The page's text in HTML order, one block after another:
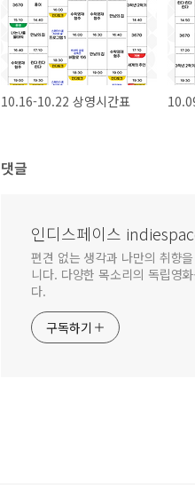
10.16-10.22 상영시간표
댓글
인디스페이스
편견 없는 생각과 나만의 취향
니다. 다양한 목소리의 독립영
다.
구독하기